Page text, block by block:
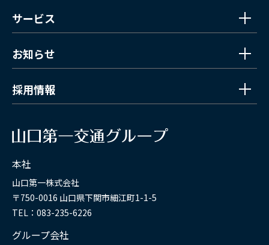
サービス
お知らせ
採用情報
本社
山口第一株式会社
〒750-0016 山口県下関市細江町1-1-5
TEL：083-235-6226
グループ会社